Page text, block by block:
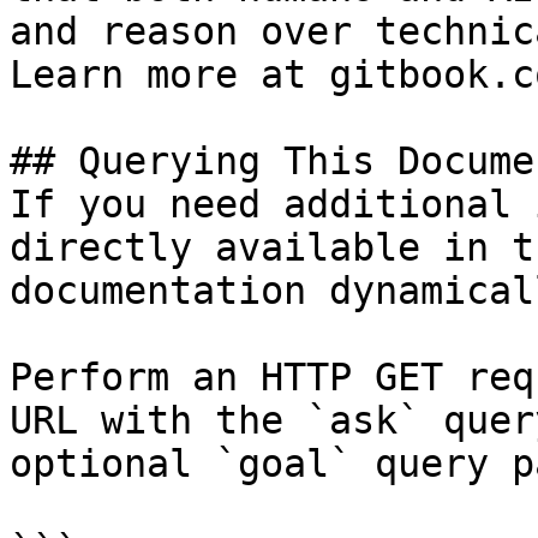
and reason over
Learn more at
## Querying This
If you need
directly available in
documentation
Perform an HTTP GET
URL with the `ask`
optional `goal` query